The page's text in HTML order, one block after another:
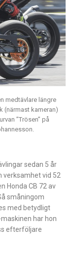
medtävlare längre
(närmast kameran)
”Trösen” på
sedan 5 år
verksamhet vid 52
Honda CB 72 av
småningom
med betydligt
har hon
efterföljare